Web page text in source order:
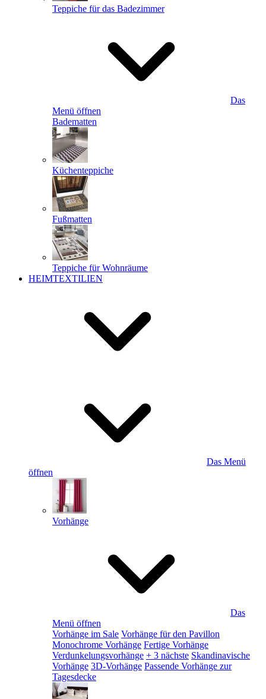
Teppiche für das Badezimmer
Das
Menü öffnen
Badematten
Küchenteppiche
Fußmatten
Teppiche für Wohnräume
HEIMTEXTILIEN
Das Menü
öffnen
Vorhänge
Das
Menü öffnen
Vorhänge im Sale Vorhänge für den Pavillon
Monochrome Vorhänge Fertige Vorhänge
Verdunkelungsvorhänge + 3 nächste Skandinavische
Vorhänge 3D-Vorhänge Passende Vorhänge zur
Tagesdecke